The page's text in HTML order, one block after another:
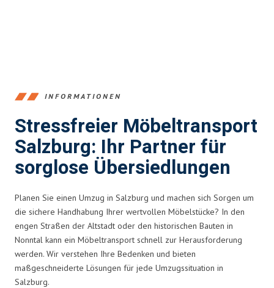
INFORMATIONEN
Stressfreier Möbeltransport
Salzburg: Ihr Partner für
sorglose Übersiedlungen
Planen Sie einen Umzug in Salzburg und machen sich Sorgen um
die sichere Handhabung Ihrer wertvollen Möbelstücke? In den
engen Straßen der Altstadt oder den historischen Bauten in
Nonntal kann ein Möbeltransport schnell zur Herausforderung
werden. Wir verstehen Ihre Bedenken und bieten
maßgeschneiderte Lösungen für jede Umzugssituation in
Salzburg.